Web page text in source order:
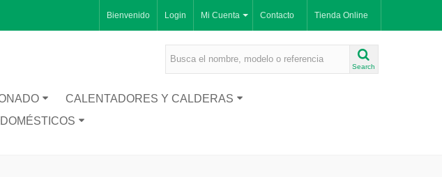
Tienda Online
Contacto
Mi Cuenta
Bienvenido Login
Search
CALENTADORES Y CALDERAS